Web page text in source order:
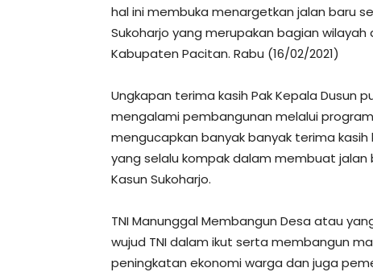
hal ini membuka menargetkan jalan baru
Sukoharjo yang merupakan bagian
Kabupaten Pacitan. Rabu (16/02/2021)
Ungkapan terima kasih Pak Kepala Dusun
mengalami pembangunan melalui program
mengucapkan banyak banyak terima
yang selalu kompak dalam membuat jalan
Kasun Sukoharjo.
TNI Manunggal Membangun Desa atau
wujud TNI dalam ikut serta membangun
peningkatan ekonomi warga dan juga